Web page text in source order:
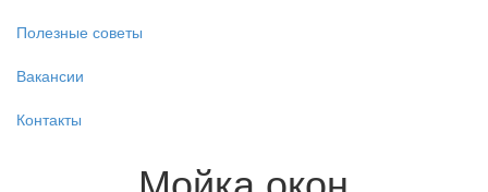
Полезные советы
Вакансии
Контакты